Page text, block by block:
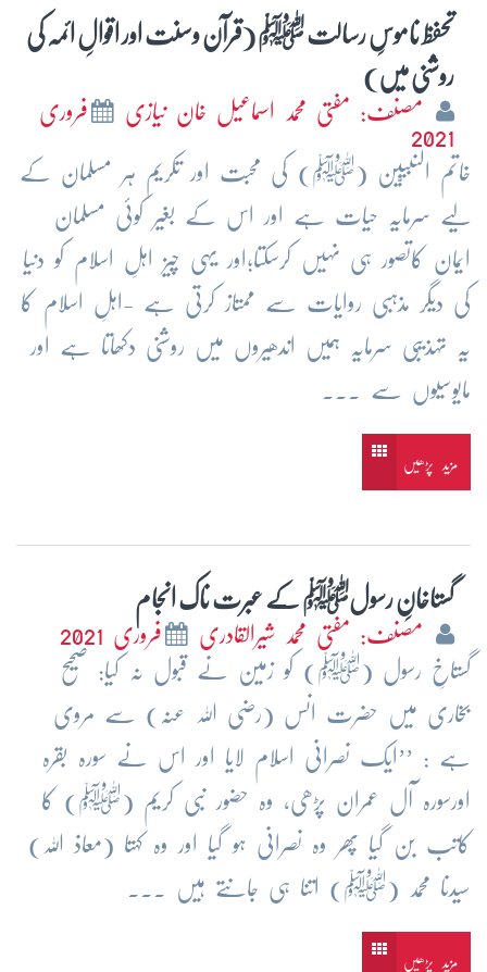
تحفظ ناموسِ رسالت ﷺ (قرآن وسنت اور اقوالِ ائمہ کی
روشنی میں)
مصنف: مفتی محمد اسماعیل خان نیازی
فروری
2021
خاتم النبیّین (ﷺ) کی محبت اور تکریم ہر مسلمان کے
لیے سرمایہ حیات ہے اور اس کے بغیر کوئی مسلمان
ایمان کاتصور ہی نہیں کرسکتا؛اور یہی چیز اہلِ اسلام کو دنیا
کی دیگر مذہبی روایات سے ممتاز کرتی ہے -اہلِ اسلام کا
یہ تہذیبی سرمایہ ہمیں اندھیروں میں روشنی دکھاتا ہے اور
مایوسیوں سے ...
مزید پڑھیں
گستاخانِ رسولﷺ کے عبرت ناک انجام
مصنف: مفتی محمد شیرالقادری
فروری 2021
گستاخِ رسول (ﷺ) کو زمین نے قبول نہ کیا: صحیح
بخاری میں حضرت انس (رضی اللہ عنہ) سے مروی
ہے : ’’ایک نصرانی اسلام لایا اور اس نے سورہ بقرہ
اورسورہ آل عمران پڑھی، وہ حضور نبی کریم (ﷺ) کا
کاتب بن گیا پھر وہ نصرانی ہو گیا اور وہ کہتا (معاذ اللہ)
سیدنا محمد (ﷺ) اتنا ہی جانتے ہیں ...
مزید پڑھیں